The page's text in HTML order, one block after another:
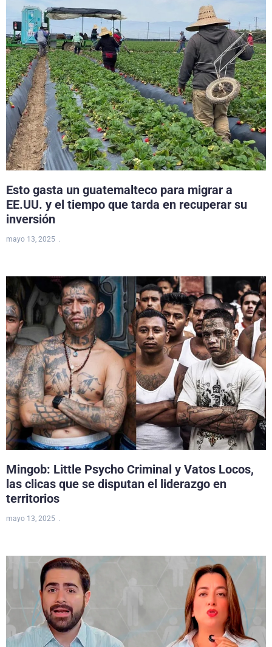
Esto gasta un guatemalteco para migrar a
EE.UU. y el tiempo que tarda en recuperar su
inversión
mayo 13, 2025
Mingob: Little Psycho Criminal y Vatos Locos,
las clicas que se disputan el liderazgo en
territorios
mayo 13, 2025